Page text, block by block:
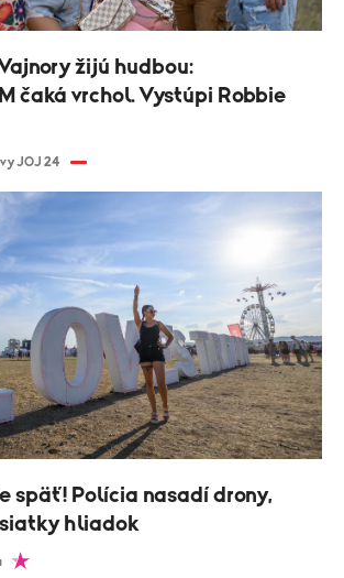
žijú hudbou:
čaká vrchol. Vystúpi Robbie
JOJ 24
späť! Polícia nasadí drony,
hliadok